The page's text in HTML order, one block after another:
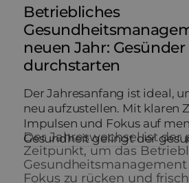
Betriebliches
neuen Jahr: Gesünder
durchstarten
Der Jahresanfang ist ideal,
neu aufzustellen. Mit klaren
Impulsen und Fokus auf
Gesundheit gelingt der
Der Jahreswechsel ist der
Zeitpunkt, um das
Gesundheitsmanagement
Fokus zu rücken und